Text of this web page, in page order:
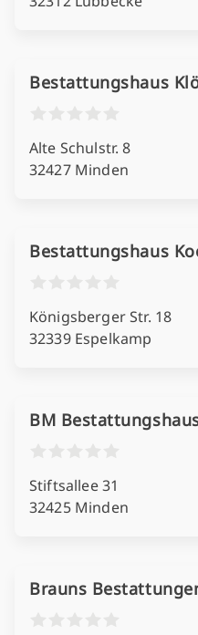
Bestattungshaus
Alte Schulstr. 8
32427 Minden
Bestattungshaus
Königsberger Str. 18
32339 Espelkamp
BM
Stiftsallee 31
32425 Minden
Brauns